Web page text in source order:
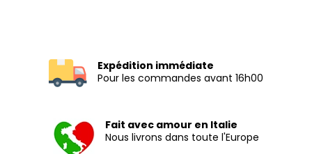
Expédition immédiate
Pour les commandes avant 16h00
Fait avec amour en Italie
Nous livrons dans toute l'Europe